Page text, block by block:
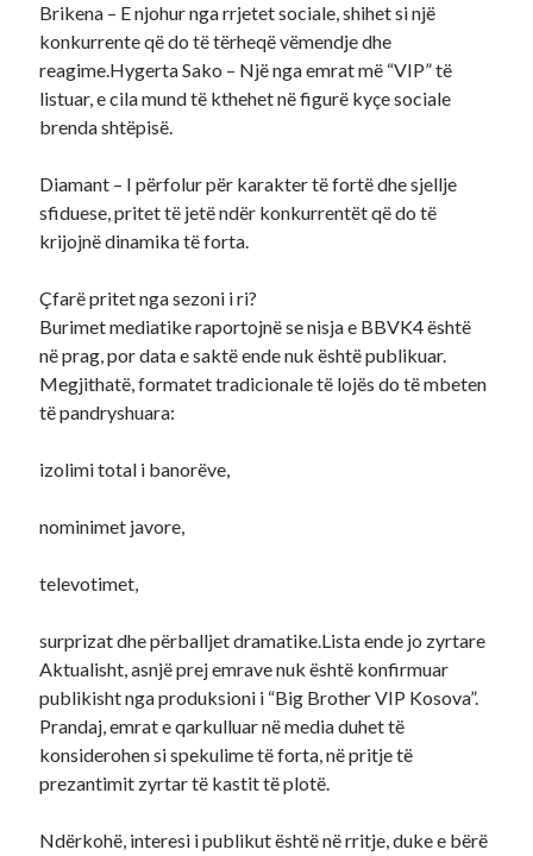
Brikena – E njohur nga rrjetet sociale, shihet si një
konkurrente që do të tërheqë vëmendje dhe
reagime.Hygerta Sako – Një nga emrat më “VIP” të
listuar, e cila mund të kthehet në figurë kyçe sociale
brenda shtëpisë.
Diamant – I përfolur për karakter të fortë dhe sjellje
sfiduese, pritet të jetë ndër konkurrentët që do të
krijojnë dinamika të forta.
Çfarë pritet nga sezoni i ri?
Burimet mediatike raportojnë se nisja e BBVK4 është
në prag, por data e saktë ende nuk është publikuar.
Megjithatë, formatet tradicionale të lojës do të mbeten
të pandryshuara:
izolimi total i banorëve,
nominimet javore,
televotimet,
surprizat dhe përballjet dramatike.Lista ende jo zyrtare
Aktualisht, asnjë prej emrave nuk është konfirmuar
publikisht nga produksioni i “Big Brother VIP Kosova”.
Prandaj, emrat e qarkulluar në media duhet të
konsiderohen si spekulime të forta, në pritje të
prezantimit zyrtar të kastit të plotë.
Ndërkohë, interesi i publikut është në rritje, duke e bërë